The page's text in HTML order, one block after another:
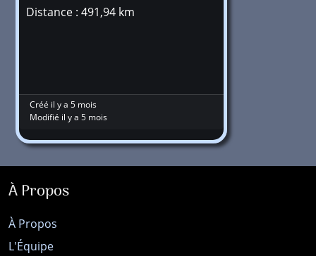
Distance : 491,94 km
Créé il y a 5 mois
Modifié il y a 5 mois
À Propos
À Propos
L'Équipe